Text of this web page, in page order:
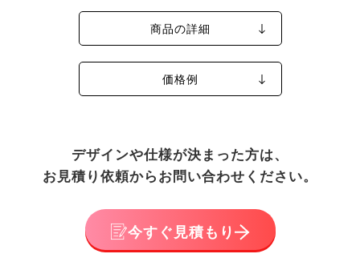
商品の詳細
価格例
デザインや仕様が決まった方は、
お見積り依頼からお問い合わせください。
今すぐ見積もり